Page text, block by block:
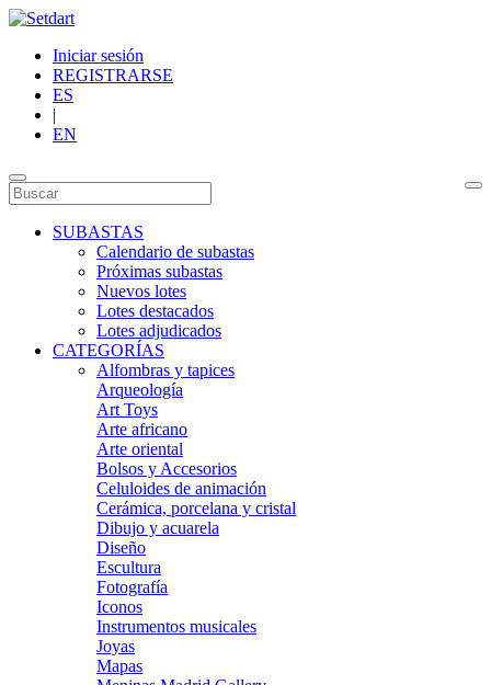
Iniciar sesión
REGISTRARSE
ES
|
EN
SUBASTAS
Calendario de subastas
Próximas subastas
Nuevos lotes
Lotes destacados
Lotes adjudicados
CATEGORÍAS
Alfombras y tapices
Arqueología
Art Toys
Arte africano
Arte oriental
Bolsos y Accesorios
Celuloides de animación
Cerámica, porcelana y cristal
Dibujo y acuarela
Diseño
Escultura
Fotografía
Iconos
Instrumentos musicales
Joyas
Mapas